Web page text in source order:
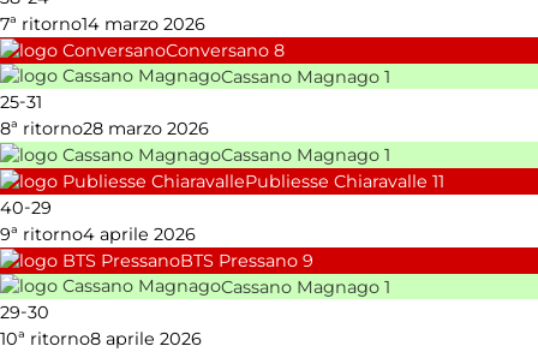
7ª ritorno14 marzo 2026
Conversano 8
Cassano Magnago 1
25-31
8ª ritorno28 marzo 2026
Cassano Magnago 1
Publiesse Chiaravalle 11
40-29
9ª ritorno4 aprile 2026
BTS Pressano 9
Cassano Magnago 1
29-30
10ª ritorno8 aprile 2026